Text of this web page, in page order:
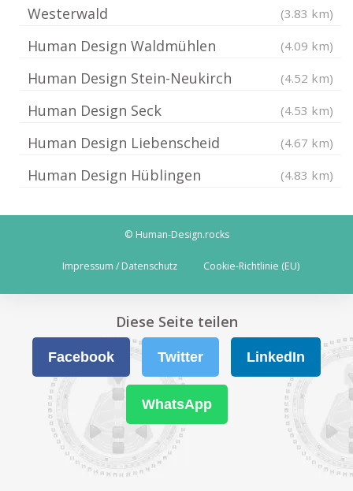
Westerwald
(3.83 km)
Human Design Waldmühlen (4.09 km)
Human Design Stein-Neukirch (4.52 km)
Human Design Seck (4.53 km)
Human Design Liebenscheid (4.67 km)
Human Design Hüblingen (4.83 km)
© Human-Design.rocks
Impressum / Datenschutz Cookie-Richtlinie (EU)
Diese Seite teilen
Facebook Twitter LinkedIn
WhatsApp